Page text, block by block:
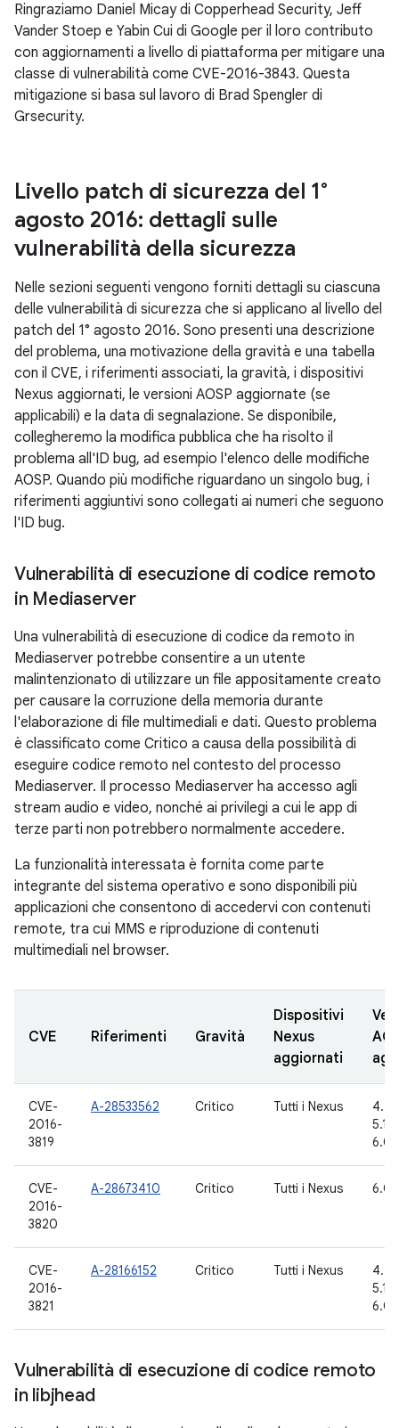
Ringraziamo Daniel Micay di Copperhead Security, Jeff
Vander Stoep e Yabin Cui di Google per il loro contributo
con aggiornamenti a livello di piattaforma per mitigare una
classe di vulnerabilità come CVE-2016-3843. Questa
mitigazione si basa sul lavoro di Brad Spengler di
Grsecurity.
Livello patch di sicurezza del 1°
agosto 2016: dettagli sulle
vulnerabilità della sicurezza
Nelle sezioni seguenti vengono forniti dettagli su ciascuna
delle vulnerabilità di sicurezza che si applicano al livello del
patch del 1° agosto 2016. Sono presenti una descrizione
del problema, una motivazione della gravità e una tabella
con il CVE, i riferimenti associati, la gravità, i dispositivi
Nexus aggiornati, le versioni AOSP aggiornate (se
applicabili) e la data di segnalazione. Se disponibile,
collegheremo la modifica pubblica che ha risolto il
problema all'ID bug, ad esempio l'elenco delle modifiche
AOSP. Quando più modifiche riguardano un singolo bug, i
riferimenti aggiuntivi sono collegati ai numeri che seguono
l'ID bug.
Vulnerabilità di esecuzione di codice remoto
in Mediaserver
Una vulnerabilità di esecuzione di codice da remoto in
Mediaserver potrebbe consentire a un utente
malintenzionato di utilizzare un file appositamente creato
per causare la corruzione della memoria durante
l'elaborazione di file multimediali e dati. Questo problema
è classificato come Critico a causa della possibilità di
eseguire codice remoto nel contesto del processo
Mediaserver. Il processo Mediaserver ha accesso agli
stream audio e video, nonché ai privilegi a cui le app di
terze parti non potrebbero normalmente accedere.
La funzionalità interessata è fornita come parte
integrante del sistema operativo e sono disponibili più
applicazioni che consentono di accedervi con contenuti
remote, tra cui MMS e riproduzione di contenuti
multimediali nel browser.
CVE Riferimenti Gravità
Dispositivi
Nexus
aggiornati
CVE-
2016-
3819
A-28533562 Critico Tutti i Nexus
6.0.1
CVE-
2016-
3820
A-28673410 Critico Tutti i Nexus 6.0,
CVE-
2016-
3821
A-28166152 Critico Tutti i Nexus
6.0.1
Vulnerabilità di esecuzione di codice remoto
in libjhead